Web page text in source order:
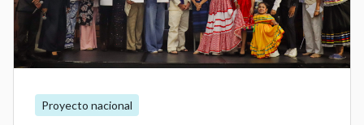
Proyecto nacional